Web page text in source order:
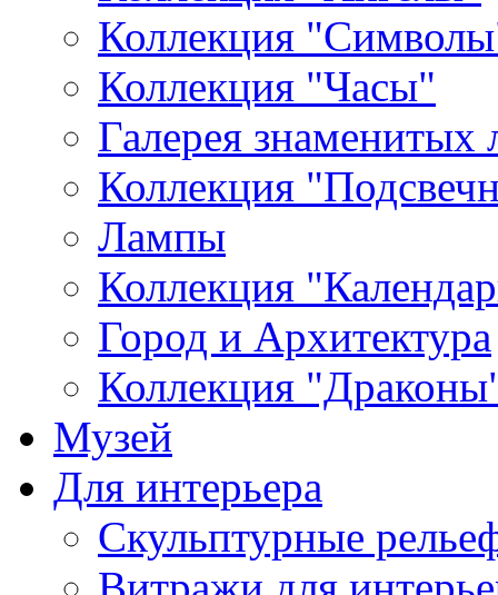
Коллекция
Коллекция "Часы"
Галерея знаменитых
Коллекция
Лампы
Коллекция
Город и Архитектура
Коллекция
Музей
Для интерьера
Скульптурные